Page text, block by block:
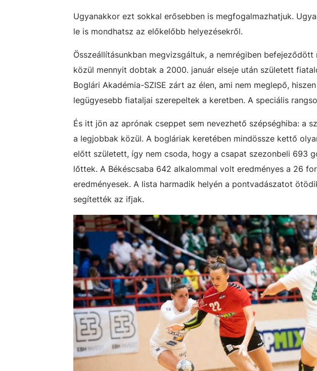
Ugyanakkor ezt sokkal erősebben is megfogalmazhatjuk.
le is mondhatsz az előkelőbb helyezésekről.
Összeállításunkban megvizsgáltuk, a nemrégiben
közül mennyit dobtak a 2000. január elseje után született
Boglári Akadémia-SZISE zárt az élen, ami nem meglepő,
legügyesebb fiataljai szerepeltek a keretben. A speciális
És itt jön az aprónak cseppet sem nevezhető szépséghiba: a
a legjobbak közül. A bogláriak keretében mindössze kettő
előtt született, így nem csoda, hogy a csapat szezonbeli 693
lőttek. A Békéscsaba 642 alkalommal volt eredményes a 26
eredményesek. A lista harmadik helyén a pontvadászatot
segítették az ifjak.